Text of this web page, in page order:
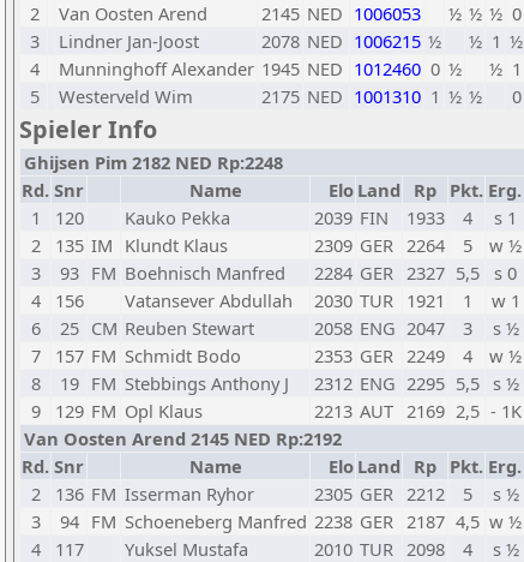
2
Van Oosten Arend 2145 NED 1006053 ½ ½ ½ 0
3
Lindner Jan-Joost 2078 NED 1006215 ½ ½ 1 ½
4
Munninghoff Alexander 1945 NED 1012460 0 ½ ½ 1
5
Westerveld Wim 2175 NED 1001310 1 ½ ½ 0
Spieler Info
Ghijsen Pim 2182 NED Rp:2248
Rd. Snr Name Elo Land Rp Pkt. Erg.
1
120 Kauko Pekka 2039 FIN 1933 4 s 1
2
135 IM Klundt Klaus 2309 GER 2264 5 w ½
3
93 FM Boehnisch Manfred 2284 GER 2327 5,5 s 0
4
156 Vatansever Abdullah 2030 TUR 1921 1 w 1
6
25 CM Reuben Stewart 2058 ENG 2047 3 s ½
7
157 FM Schmidt Bodo 2353 GER 2249 4 w ½
8
19 FM Stebbings Anthony J 2312 ENG 2295 5,5 s ½
9
129 FM Opl Klaus 2213 AUT 2169 2,5 - 1K
Van Oosten Arend 2145 NED Rp:2192
Rd. Snr Name Elo Land Rp Pkt. Erg.
2
136 FM Isserman Ryhor 2305 GER 2212 5 s ½
3
94 FM Schoeneberg Manfred 2238 GER 2187 4,5 w ½
4
117 Yuksel Mustafa 2010 TUR 2098 4 s ½